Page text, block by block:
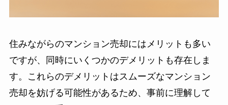
住みながらのマンション売却にはメリットも多い
ですが、同時にいくつかのデメリットも存在しま
す。これらのデメリットはスムーズなマンション
売却を妨げる可能性があるため、事前に理解して